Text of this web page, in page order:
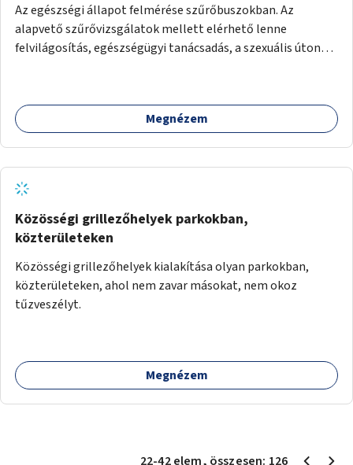
Az egészségi állapot felmérése szűrőbuszokban. Az
alapvető szűrővizsgálatok mellett elérhető lenne
felvilágosítás, egészségügyi tanácsadás, a szexuális úton
Megnézem
Közösségi grillezőhelyek parkokban,
közterületeken
Közösségi grillezőhelyek kialakítása olyan parkokban,
közterületeken, ahol nem zavar másokat, nem okoz
tűzveszélyt.
Megnézem
22-42elem, összesen: 126